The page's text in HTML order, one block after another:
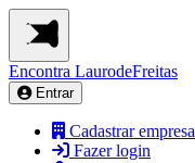
Encontra LaurodeFreitas
Entrar
Cadastrar empresa
Fazer login